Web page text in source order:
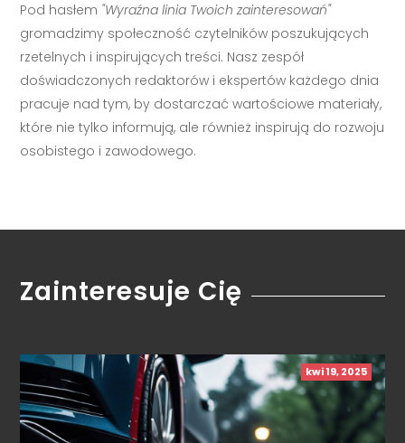
Pod hasłem "Wyraźna linia Twoich zainteresowań"
gromadzimy społeczność czytelników poszukujących
rzetelnych i inspirujących treści. Nasz zespół
doświadczonych redaktorów i ekspertów każdego dnia
pracuje nad tym, by dostarczać wartościowe materiały,
które nie tylko informują, ale również inspirują do rozwoju
osobistego i zawodowego.
Zainteresuje Cię
kwi 19, 2025